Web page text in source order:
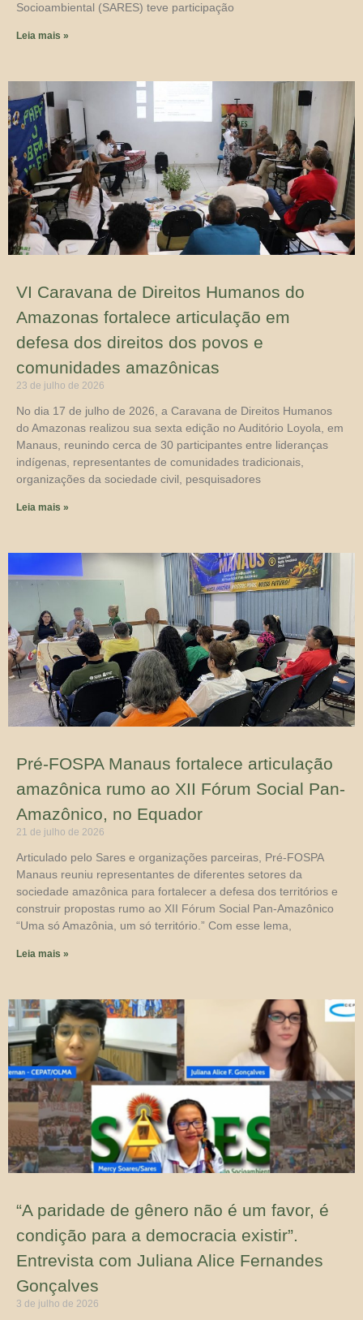
Socioambiental (SARES) teve participação
Leia mais »
VI Caravana de Direitos Humanos do
Amazonas fortalece articulação em
defesa dos direitos dos povos e
comunidades amazônicas
23 de julho de 2026
No dia 17 de julho de 2026, a Caravana de Direitos Humanos
do Amazonas realizou sua sexta edição no Auditório Loyola, em
Manaus, reunindo cerca de 30 participantes entre lideranças
indígenas, representantes de comunidades tradicionais,
organizações da sociedade civil, pesquisadores
Leia mais »
Pré-FOSPA Manaus fortalece articulação
amazônica rumo ao XII Fórum Social Pan-
Amazônico, no Equador
21 de julho de 2026
Articulado pelo Sares e organizações parceiras, Pré-FOSPA
Manaus reuniu representantes de diferentes setores da
sociedade amazônica para fortalecer a defesa dos territórios e
construir propostas rumo ao XII Fórum Social Pan-Amazônico
“Uma só Amazônia, um só território.” Com esse lema,
Leia mais »
“A paridade de gênero não é um favor, é
condição para a democracia existir”.
Entrevista com Juliana Alice Fernandes
Gonçalves
3 de julho de 2026